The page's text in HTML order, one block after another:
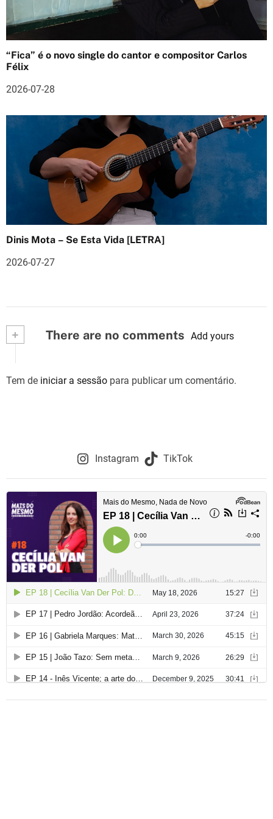
o
s
“Fica” é o novo single do cantor e compositor Carlos
Félix
2026-07-28
Dinis Mota – Se Esta Vida [LETRA]
2026-07-27
+ There are no comments Add yours
Tem de iniciar a sessão para publicar um comentário.
Instagram TikTok